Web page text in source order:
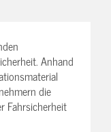
Anhand
die
Fahrsicherheit